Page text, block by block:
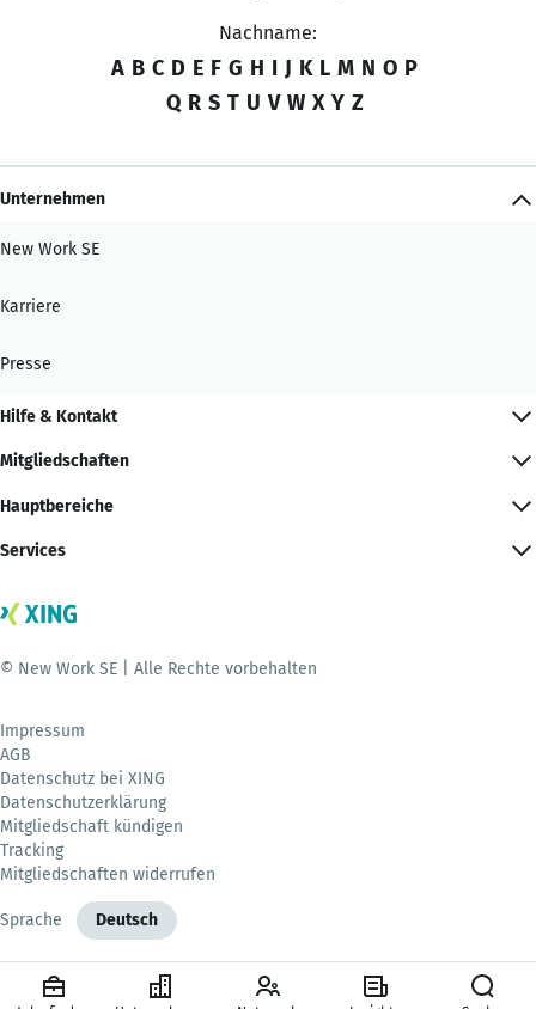
Nachname:
A B C D E F G H I J K L M N O P
Q R S T U V W X Y Z
Unternehmen
New Work SE
Karriere
Presse
Hilfe & Kontakt
Mitgliedschaften
Hauptbereiche
Services
© New Work SE | Alle Rechte vorbehalten
Impressum
AGB
Datenschutz bei XING
Datenschutzerklärung
Mitgliedschaft kündigen
Tracking
Mitgliedschaften widerrufen
Sprache Deutsch